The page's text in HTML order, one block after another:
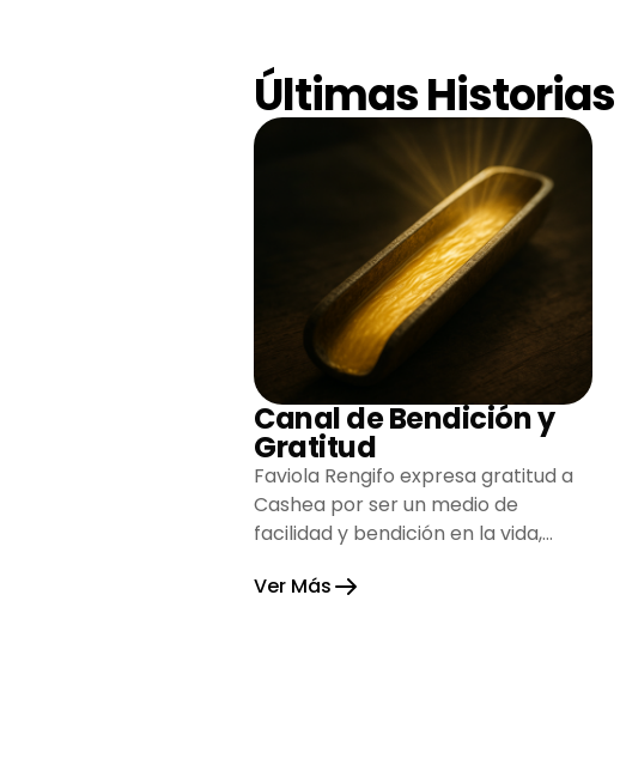
Últimas Historias
Canal de Bendición y
Gratitud
Faviola Rengifo expresa gratitud a
Cashea por ser un medio de
facilidad y bendición en la vida,
esperanza.
Ver Más